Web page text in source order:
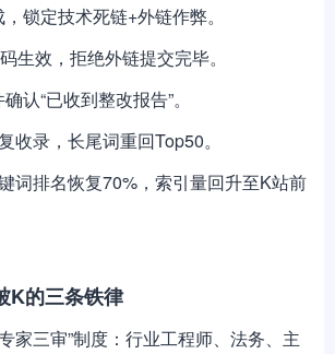
锁定技术死链+外链作弊。
生效，拒绝外链提交完毕。
认“已收到整改报告”。
收录，长尾词重回Top50。
词排名恢复70%，索引量回升至K站前
K的三条铁律
家三审”制度：行业工程师、法务、主